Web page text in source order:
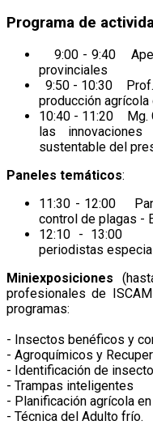
Programa de
9:00 - 9:40
provinciales
9:50 - 10:30 Prof.
producción
10:40 - 11:20 Mg.
las
sustentable del
Paneles temáticos:
11:30 - 12:00
control de plagas -
12:10 - 13:00
periodistas
Miniexposiciones
profesionales de
programas:
- Insectos benéficos y
- Agroquímicos y
- Identificación de
- Trampas inteligentes
- Planificación agrícola
- Técnica del Adulto frío.